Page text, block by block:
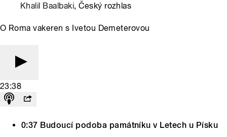
Khalil Baalbaki, Český rozhlas
O Roma vakeren s Ivetou Demeterovou
23:38
0:37 Budoucí podoba památníku v Letech u Písku